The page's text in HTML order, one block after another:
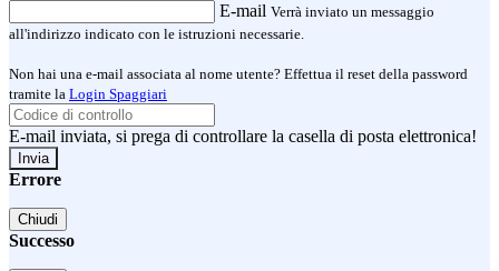
E-mail Verrà inviato un messaggio
all'indirizzo indicato con le istruzioni necessarie.
Non hai una e-mail associata al nome utente? Effettua il reset della password
tramite la Login Spaggiari
E-mail inviata, si prega di controllare la casella di posta elettronica!
Errore
Chiudi
Successo